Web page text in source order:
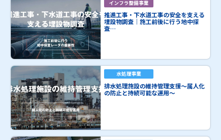
インフラ整備事業
推進工事・下水道工事の安全を支える
埋設物調査｜施工前後に行う地中探
査…
水処理事業
排水処理施設の維持管理支援～属人化
の防止と持続可能な運用～